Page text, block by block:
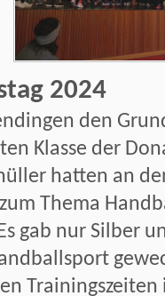
2024
den
Klasse der
hatten an
Thema
gab nur Silber